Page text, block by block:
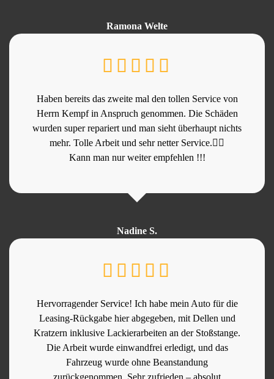
Ramona Welte
Haben bereits das zweite mal den tollen Service von
Herrn Kempf in Anspruch genommen. Die Schäden
wurden super repariert und man sieht überhaupt nichts
mehr. Tolle Arbeit und sehr netter Service.👍🏻
Kann man nur weiter empfehlen !!!
Nadine S.
Hervorragender Service! Ich habe mein Auto für die
Leasing-Rückgabe hier abgegeben, mit Dellen und
Kratzern inklusive Lackierarbeiten an der Stoßstange.
Die Arbeit wurde einwandfrei erledigt, und das
Fahrzeug wurde ohne Beanstandung
zurückgenommen. Sehr zufrieden – absolut